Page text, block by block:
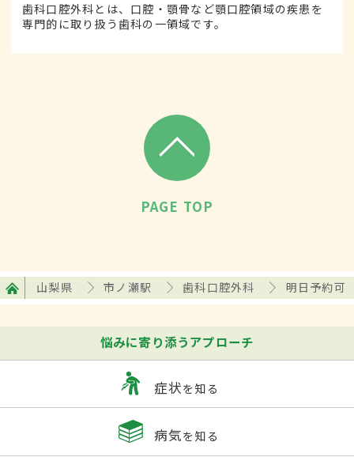
歯科口腔外科とは、口腔・顎骨など顎口腔領域の疾患を
専門的に取り扱う歯科の一領域です。
PAGE TOP
山梨県 市ノ瀬駅 歯科口腔外科 明日予約可
悩みに寄り添うアプローチ
症状を知る
病気を知る